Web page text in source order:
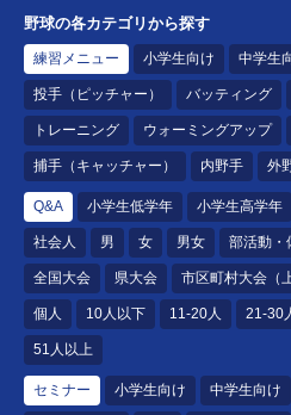
野球の各カテゴリから探す
練習メニュー 小学生向け 中学生
投手（ピッチャー） バッティング
トレーニング ウォーミングアップ
捕手（キャッチャー） 内野手 外
Q&A 小学生低学年 小学生高学年
社会人 男 女 男女 部活動・
全国大会 県大会 市区町村大会（
個人 10人以下 11-20人 21-30
51人以上
セミナー 小学生向け 中学生向け